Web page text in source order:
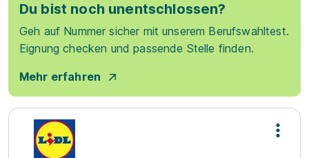
Du bist noch unentschlossen?
Geh auf Nummer sicher mit unserem Berufswahltest.
Eignung checken und passende Stelle finden.
Mehr erfahren